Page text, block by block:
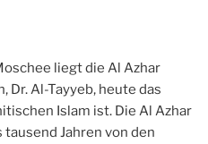
liegt die Al Azhar
Dr. Al-Tayyeb, heute das
Islam ist. Die Al Azhar
Jahren von den